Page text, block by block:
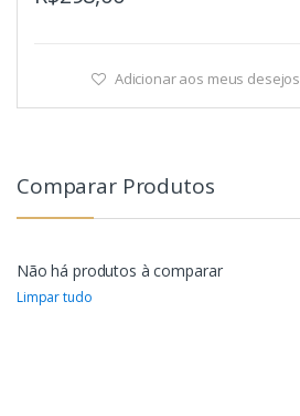
Adicionar aos meus desejos
Comparar Produtos
Não há produtos à comparar
Limpar tudo